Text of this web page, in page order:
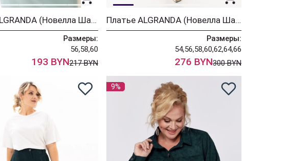
Блузка ALGRANDA (Новелла Шарм) 4154-8-2
Размеры:
56,58,60
193 BYN217 BYN
Платье ALGRANDA (Новелла Шарм) 4157-4
Размеры:
54,56,58,60,62,64,66
276 BYN300 BYN
9%